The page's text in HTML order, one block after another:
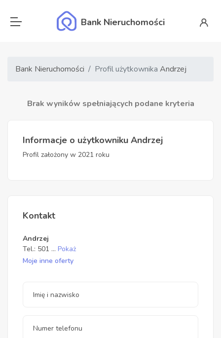
Bank Nieruchomości
Bank Nieruchomości Profil użytkownika Andrzej
Brak wyników spełniających podane kryteria
Informacje o użytkowniku Andrzej
Profil założony w 2021 roku
Kontakt
Andrzej
Tel.: 501 ... Pokaż
Moje inne oferty